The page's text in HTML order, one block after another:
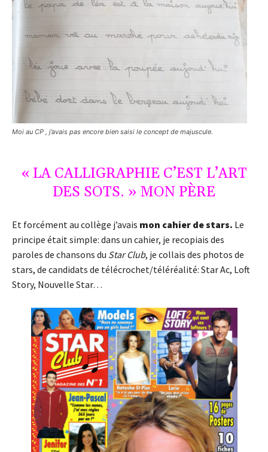
Moi au CP , j’avais pas encore bien saisi le concept de majuscule.
« LA CALLIGRAPHIE C’EST L’ART
DES SOTS. » MON PÈRE
Et forcément au collège j’avais mon cahier de stars. Le
principe était simple: dans un cahier, je recopiais des
paroles de chansons du Star Club, je collais des photos de
stars, de candidats de télécrochet/téléréalité: Star Ac, Loft
Story, Nouvelle Star…